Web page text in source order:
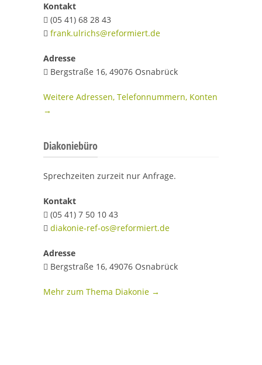
Kontakt
 (05 41) 68 28 43
 frank.ulrichs@reformiert.de
Adresse
 Bergstraße 16, 49076 Osnabrück
Weitere Adressen, Telefonnummern, Konten
→
Diakoniebüro
Sprechzeiten zurzeit nur Anfrage.
Kontakt
 (05 41) 7 50 10 43
 diakonie-ref-os@reformiert.de
Adresse
 Bergstraße 16, 49076 Osnabrück
Mehr zum Thema Diakonie →